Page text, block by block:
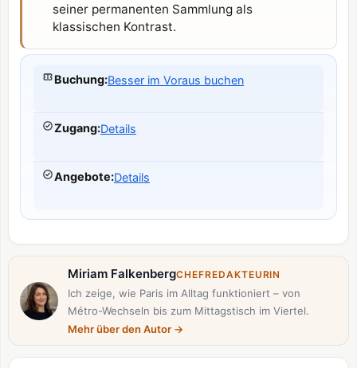
seiner permanenten Sammlung als
klassischen Kontrast.
Buchung:Besser im Voraus buchen
Zugang:Details
Angebote:Details
Miriam FalkenbergCHEFREDAKTEURIN
Ich zeige, wie Paris im Alltag funktioniert – von
Métro-Wechseln bis zum Mittagstisch im Viertel.
Mehr über den Autor →